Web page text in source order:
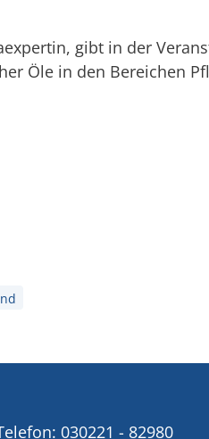
gibt in der
Öle in den Bereichen
030221 - 82980